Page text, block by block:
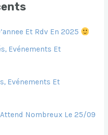
Et Rdv En 2025
Evénements Et
Evénements Et
Nombreux Le 25/09